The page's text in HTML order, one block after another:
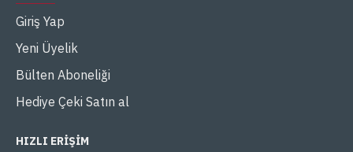
Giriş Yap
Yeni Üyelik
Bülten Aboneliği
Hediye Çeki Satın al
HIZLI ERIŞIM